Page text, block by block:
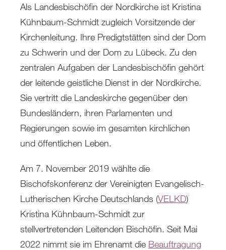
Als Landesbischöfin der Nordkirche ist Kristina
Kühnbaum-Schmidt zugleich Vorsitzende der
Kirchenleitung. Ihre Predigtstätten sind der Dom
zu Schwerin und der Dom zu Lübeck. Zu den
zentralen Aufgaben der Landesbischöfin gehört
der leitende geistliche Dienst in der Nordkirche.
Sie vertritt die Landeskirche gegenüber den
Bundesländern, ihren Parlamenten und
Regierungen sowie im gesamten kirchlichen
und öffentlichen Leben.
Am 7. November 2019 wählte die
Bischofskonferenz der Vereinigten Evangelisch-
Lutherischen Kirche Deutschlands (VELKD)
Kristina Kühnbaum-Schmidt zur
stellvertretenden Leitenden Bischöfin. Seit Mai
2022 nimmt sie im Ehrenamt die Beauftragung